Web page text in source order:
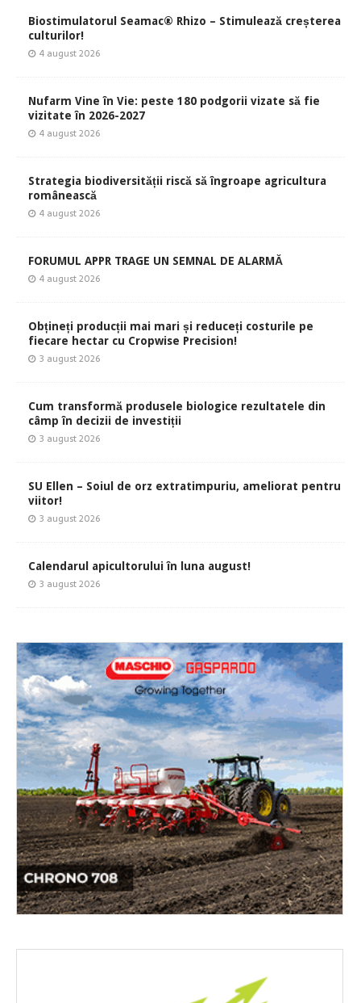
Biostimulatorul Seamac® Rhizo – Stimulează creșterea
culturilor!
4 august 2026
Nufarm Vine în Vie: peste 180 podgorii vizate să fie
vizitate în 2026-2027
4 august 2026
Strategia biodiversității riscă să îngroape agricultura
românească
4 august 2026
FORUMUL APPR TRAGE UN SEMNAL DE ALARMĂ
4 august 2026
Obțineți producții mai mari și reduceți costurile pe
fiecare hectar cu Cropwise Precision!
3 august 2026
Cum transformă produsele biologice rezultatele din
câmp în decizii de investiții
3 august 2026
SU Ellen – Soiul de orz extratimpuriu, ameliorat pentru
viitor!
3 august 2026
Calendarul apicultorului în luna august!
3 august 2026